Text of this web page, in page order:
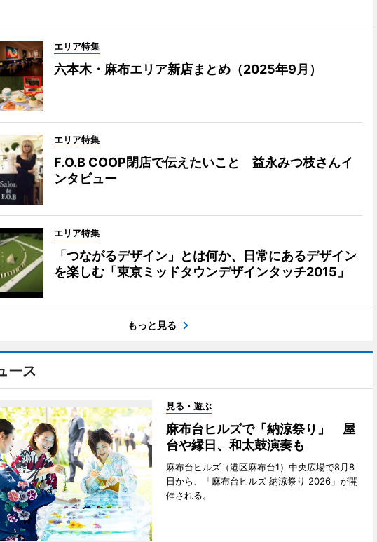
エリア特集
六本木・麻布エリア新店まとめ（2025年9月）
エリア特集
F.O.B COOP閉店で伝えたいこと 益永みつ枝さんイ
ンタビュー
エリア特集
「つながるデザイン」とは何か、日常にあるデザイン
を楽しむ「東京ミッドタウンデザインタッチ2015」
もっと見る
ース
見る・遊ぶ
麻布台ヒルズで「納涼祭り」 屋
台や縁日、和太鼓演奏も
麻布台ヒルズ（港区麻布台1）中央広場で8月8
日から、「麻布台ヒルズ 納涼祭り 2026」が開
催される。